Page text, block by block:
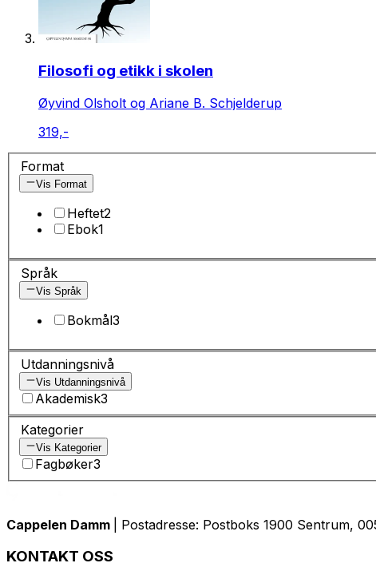
Filosofi og etikk i skolen
Øyvind Olsholt og Ariane B. Schjelderup
319,-
Format
Vis Format
Heftet2
Ebok1
Språk
Vis Språk
Bokmål3
Utdanningsnivå
Vis Utdanningsnivå
Akademisk3
Kategorier
Vis Kategorier
Fagbøker3
Cappelen Damm | Postadresse: Postboks 1900 Sentrum,
KONTAKT OSS